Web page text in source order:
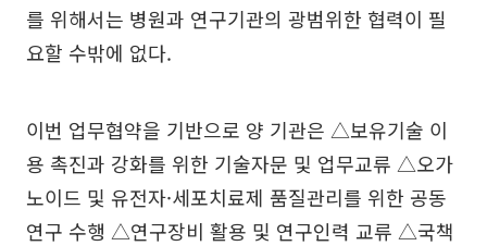
를 위해서는 병원과 연구기관의 광범위한 협력이 필
요할 수밖에 없다.
이번 업무협약을 기반으로 양 기관은 △보유기술 이
용 촉진과 강화를 위한 기술자문 및 업무교류 △오가
노이드 및 유전자·세포치료제 품질관리를 위한 공동
연구 수행 △연구장비 활용 및 연구인력 교류 △국책